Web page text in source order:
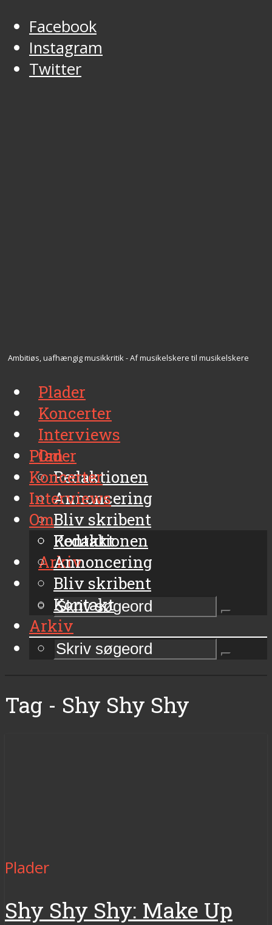
Facebook
Instagram
Twitter
Ambitiøs, uafhængig musikkritik - Af musikelskere til musikelskere
Plader
Koncerter
Interviews
Om
Redaktionen
Annoncering
Bliv skribent
Kontakt
Arkiv
Plader
Koncerter
Interviews
Om
Redaktionen
Annoncering
Bliv skribent
Kontakt
Arkiv
Tag - Shy Shy Shy
Plader
Shy Shy Shy: Make Up